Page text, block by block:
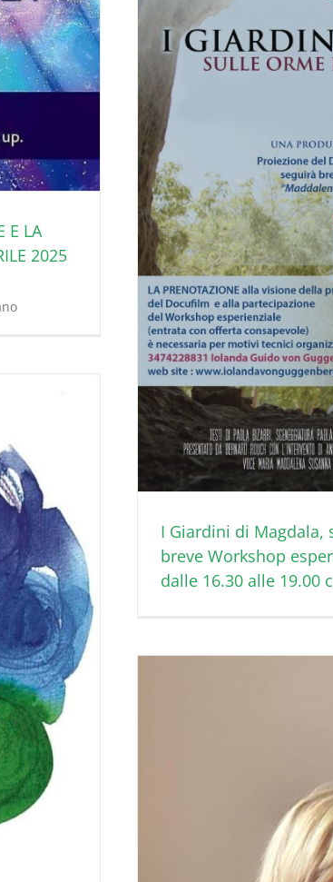
E LA
2025
I Giardini di Magdala,
breve Workshop
dalle 16.30 alle 19.00